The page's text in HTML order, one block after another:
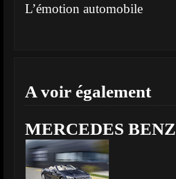
L’émotion automobile
A voir également
MERCEDES BENZ